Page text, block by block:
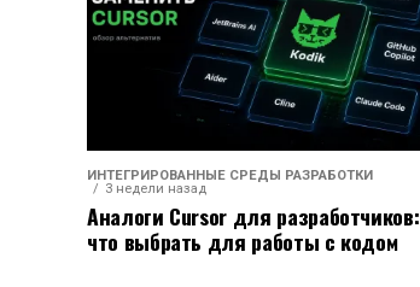
ИНТЕГРИРОВАННЫЕ СРЕДЫ РАЗРАБОТКИ
3 недели назад
Аналоги Cursor для разработчиков:
что выбрать для работы с кодом